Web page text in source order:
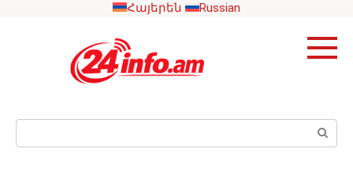
Հայերեն Russian
Search: